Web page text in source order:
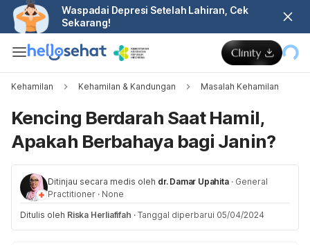
Waspadai Depresi Setelah Lahiran, Cek
Sekarang!
Kehamilan Kehamilan & Kandungan Masalah Kehamilan
Kencing Berdarah Saat Hamil,
Apakah Berbahaya bagi Janin?
Ditinjau secara medis oleh dr. Damar Upahita · General
Practitioner · None
Ditulis oleh Riska Herliafifah · Tanggal diperbarui 05/04/2024